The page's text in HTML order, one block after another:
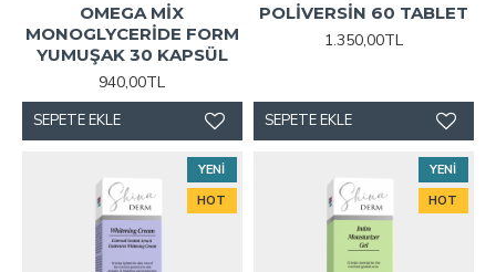
OMEGA MİX
MONOGLYCERİDE FORM
YUMUŞAK 30 KAPSÜL
940,00TL
SEPETE EKLE
POLİVERSİN 60 TABLET
1.350,00TL
SEPETE EKLE
YENI
HOT
YENI
HOT